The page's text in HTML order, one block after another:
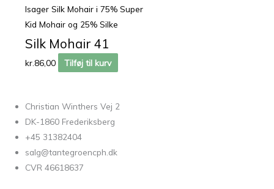
Isager Silk Mohair i 75% Super
Kid Mohair og 25% Silke
Silk Mohair 41
kr.86,00 Tilføj til kurv
Christian Winthers Vej 2
DK-1860 Frederiksberg
+45 31382404
salg@tantegroencph.dk
CVR 46618637